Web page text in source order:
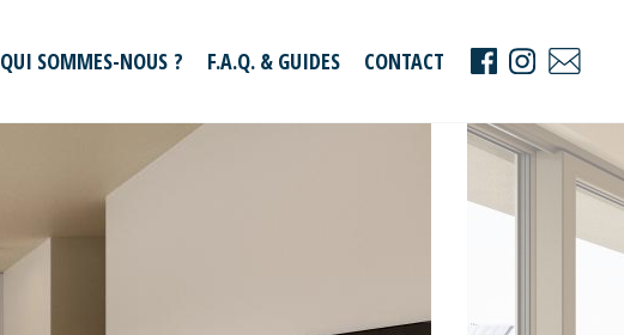
QUI SOMMES-NOUS ? F.A.Q. & GUIDES CONTACT